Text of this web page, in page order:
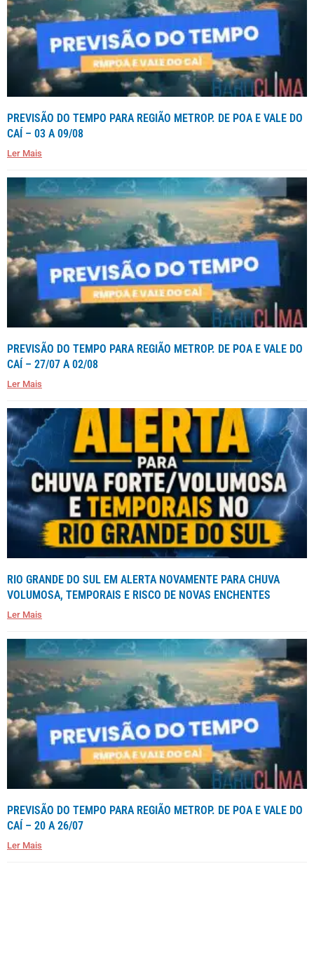
PREVISÃO DO TEMPO PARA REGIÃO METROP. DE POA E VALE DO
CAÍ – 03 A 09/08
Ler Mais
PREVISÃO DO TEMPO PARA REGIÃO METROP. DE POA E VALE DO
CAÍ – 27/07 A 02/08
Ler Mais
RIO GRANDE DO SUL EM ALERTA NOVAMENTE PARA CHUVA
VOLUMOSA, TEMPORAIS E RISCO DE NOVAS ENCHENTES
Ler Mais
PREVISÃO DO TEMPO PARA REGIÃO METROP. DE POA E VALE DO
CAÍ – 20 A 26/07
Ler Mais